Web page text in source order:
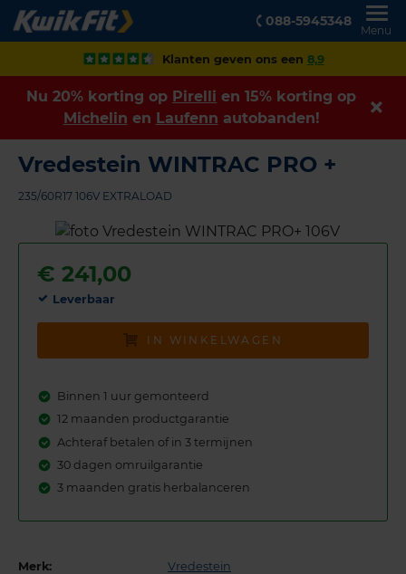
088-5945348
Menu
Klanten geven ons een 8,9
Nu 20% korting op Pirelli en 15% korting op
Michelin en Laufenn autobanden!
Vredestein WINTRAC PRO +
235/60R17 106V EXTRALOAD
€ 241,00
Leverbaar
IN WINKELWAGEN
Binnen 1 uur gemonteerd
12 maanden productgarantie
Achteraf betalen of in 3 termijnen
30 dagen omruilgarantie
3 maanden gratis herbalanceren
Merk: Vredestein